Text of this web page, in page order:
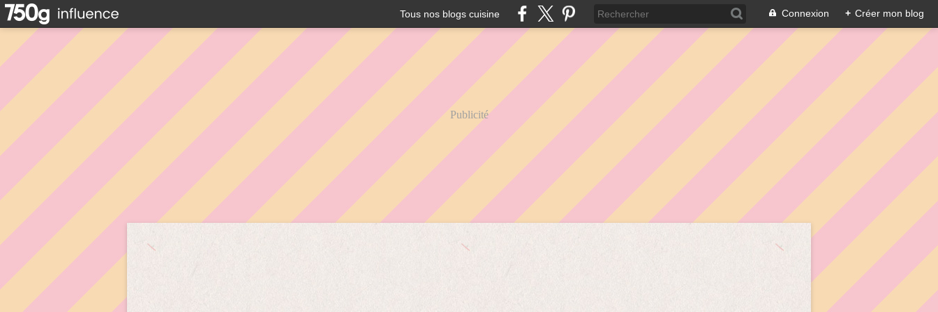
Tous nos blogs cuisine Connexion + Créer mon blog
Publicité